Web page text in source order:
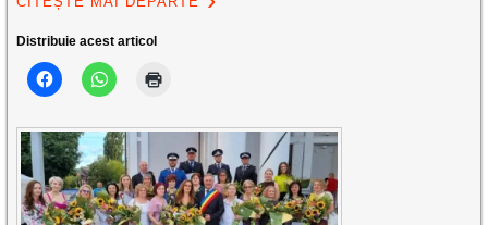
Distribuie acest articol